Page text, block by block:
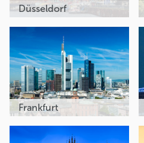
Düsseldorf
Frankfurt